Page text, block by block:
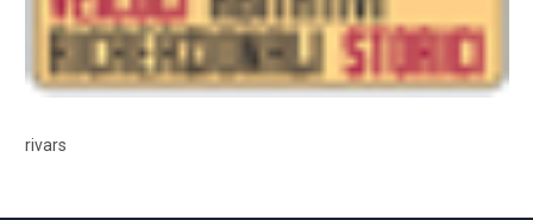
rivars